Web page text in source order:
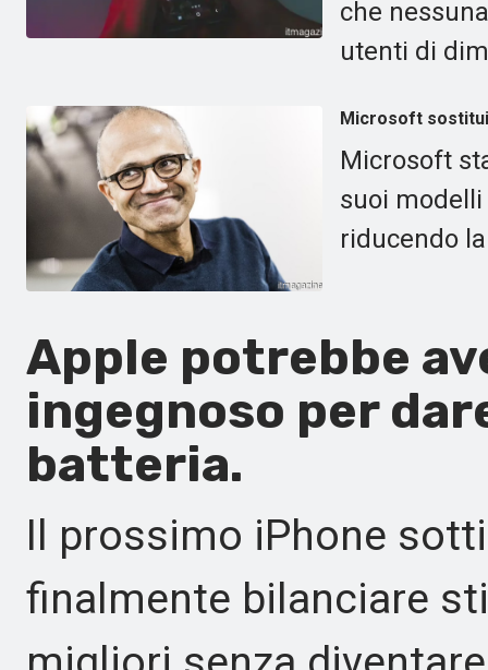
che
utenti di
Microsoft
Microsoft
suoi
riducendo
Apple potrebbe
ingegnoso per
batteria.
Il prossimo iPhone
finalmente bilanciare